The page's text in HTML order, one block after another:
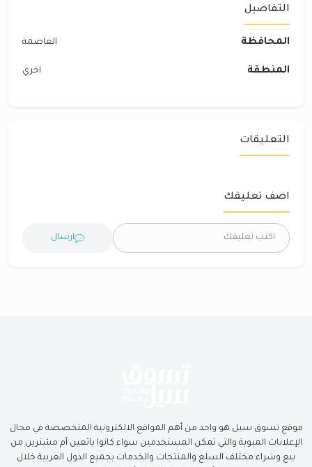
التفاصيل
المحافظة العاصمة
المنطقة اخري
التعليقات
اضف تعليقك
ارسال
موقع تسوق سيل هو واحد من أهم المواقع الالكترونية المتخصصة في مجال
الإعلانات المبوبة والتي تمكن المستخدمين سواء كانوا بائعين أم مشترين من
بيع وشراء مختلف السلع والمنتجات والخدمات بجميع الدول العربية خلال